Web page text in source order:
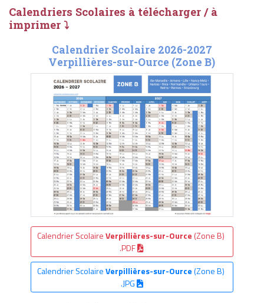
Calendriers Scolaires à télécharger / à
imprimer ⤵
Calendrier Scolaire 2026-2027
Verpillières-sur-Ource (Zone B)
Calendrier ScolaireVerpillières-sur-Ource (Zone B)
.PDF
Calendrier ScolaireVerpillières-sur-Ource(Zone B)
.JPG